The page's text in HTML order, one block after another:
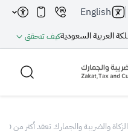
العربية السعوديةكيف تتحقق
English
الزكاة والضريبة والجمارك تعقد أكثر من 30 لقاءً مفتوحًا مع مكلفيها وعملائها